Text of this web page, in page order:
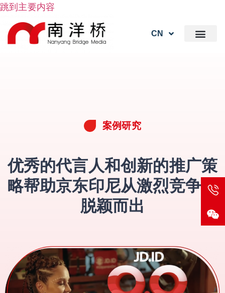
跳到主要内容
CN
案例研究
优秀的代言人和创新的推广策
略帮助京东印尼从激烈竞争中
脱颖而出